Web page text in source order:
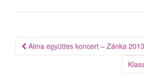
Bejegyzés
Alma együttes koncert – Zánka 2013